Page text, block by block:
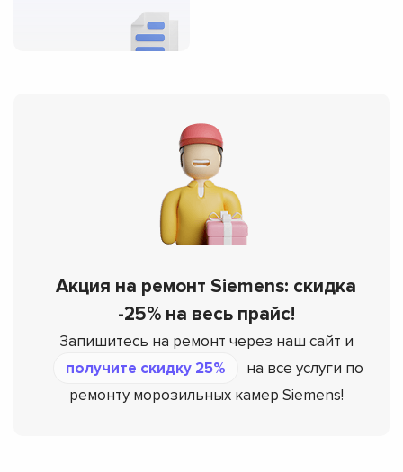
Акция на ремонт Siemens: скидка
-25% на весь прайс!
Запишитесь на ремонт через наш сайт и
получите скидку 25%
на все услуги по
ремонту морозильных камер Siemens!